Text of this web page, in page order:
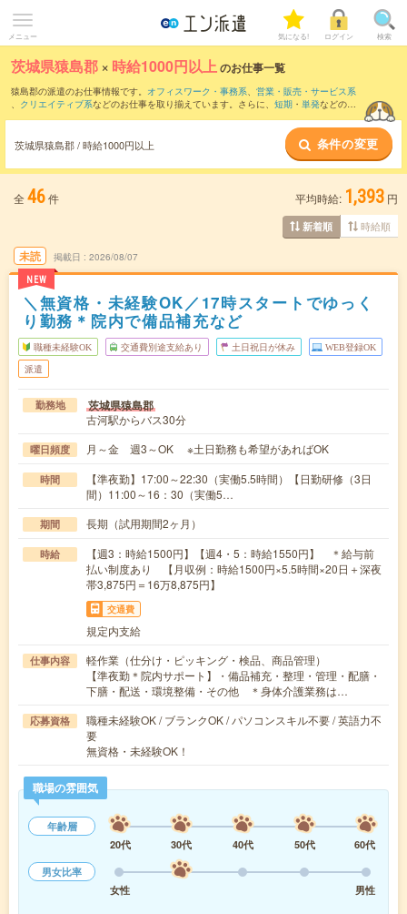
メニュー 気になる! ログイン 検索
茨城県猿島郡 × 時給1000円以上のお仕事一覧
猿島郡の派遣のお仕事情報です。 オフィスワーク・事務系、 営業・販売・サービス系
、 クリエイティブ系などのお仕事を取り揃えています。さらに、 短期 ・ 単発などの期
時給1100円以上 ・1800円以上の求人はこちら
当サイトでは法令を遵守し、最低賃金以上の求人のみを掲載しています。
茨城県猿島郡 / 時給1000円以上 条件の変更
全 46件 平均時給: 1,393 円
新着順 時給順
未読
NEW
掲載日 2026/08/07
＼無資格・未経験OK／17時スタートでゆっく
り勤務＊院内で備品補充など
職種未経験OK 交通費別途支給あり 土日祝日が休み WEB登録OK
派遣
勤務地 茨城県猿島郡
古河駅からバス30分
曜日頻度 月～金 週3～OK ※土日勤務も希望があればOK
時間
【準夜勤】17:00～22:30（実働5.5時間）【日勤研修（3日
間）11:00～16：30（実働5…
期間 長期（試用期間2ヶ月）
時給
【週3：時給1500円】【週4・5：時給1550円】 ＊給与前
払い制度あり 【月収例：時給1500円×5.5時間×20日＋深夜
帯3,875円＝16万8,875円】
交通費
規定内支給
仕事内容
軽作業（仕分け・ピッキング・検品、商品管理）
【準夜勤＊院内サポート】・備品補充・整理・管理・配膳・
下膳・配送・環境整備・その他 ＊身体介護業務は…
応募資格
職種未経験OK / ブランクOK / パソコンスキル不要 / 英語力不
要
無資格・未経験OK！
職場の雰囲気
年齢層
20代
30代 40代 50代
60代
男女比率
女性
男性